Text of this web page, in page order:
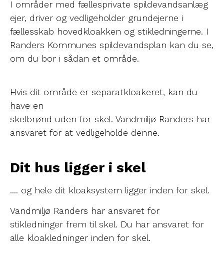
I områder med fællesprivate spildevandsanlæg
ejer, driver og vedligeholder grundejerne i
fællesskab hovedkloakken og stikledningerne. I
Randers Kommunes spildevandsplan kan du se,
om du bor i sådan et område.
Hvis dit område er separatkloakeret, kan du
have en
skelbrønd uden for skel. Vandmiljø Randers har
ansvaret for at vedligeholde denne.
Dit hus ligger i skel
.... og hele dit kloaksystem ligger inden for skel.
Vandmiljø Randers har ansvaret for
stikledninger frem til skel. Du har ansvaret for
alle kloakledninger inden for skel.